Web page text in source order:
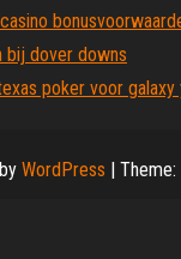
bij dover downs
poker voor galaxy
WordPress | Theme: